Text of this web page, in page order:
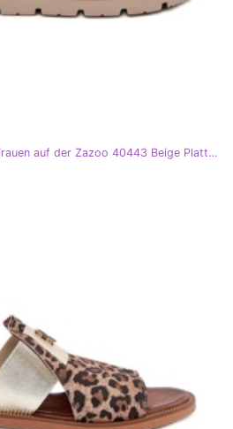
Damen -Ledersandalen für Frauen auf der Zazoo 40443 Beige Plattform